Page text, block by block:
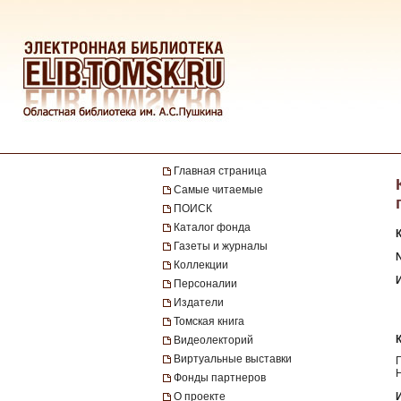
Главная страница
Самые читаемые
ПОИСК
Каталог фонда
Газеты и журналы
Коллекции
Персоналии
Издатели
Томская книга
Видеолекторий
Виртуальные выставки
Фонды партнеров
О проекте